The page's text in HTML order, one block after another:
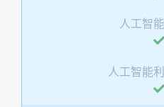
人工智
人工智能